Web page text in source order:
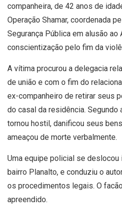
companheira, de 42 anos de
Operação Shamar, coordenada
Segurança Pública em alusão
conscientização pelo fim da
A vítima procurou a delegacia
de união e com o fim do
ex-companheiro de retirar seus
do casal da residência. Segundo
tornou hostil, danificou seus
ameaçou de morte verbalmente.
Uma equipe policial se deslocou
bairro Planalto, e conduziu o
os procedimentos legais. O
apreendido.